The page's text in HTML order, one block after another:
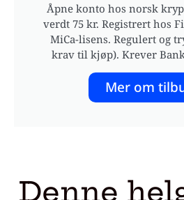
Åpne konto hos norsk
verdt 75 kr. Registrert hos
MiCa-lisens. Regulert og
krav til kjøp). Krever
Mer om
Denne